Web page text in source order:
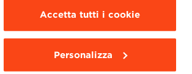
Accetta tutti i cookie
Personalizza